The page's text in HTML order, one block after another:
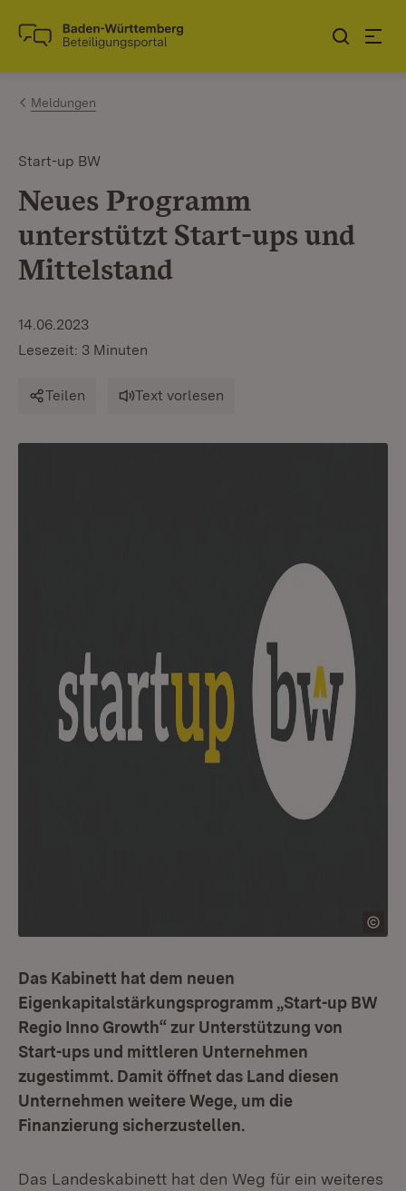
Zum Inhalt springen
Link zur Startseite
Meldungen
Start-up BW
Neues Programm
unterstützt Start-ups und
Mittelstand
14.06.2023
Lesezeit: 3 Minuten
Teilen Text vorlesen
Das Kabinett hat dem neuen
Eigenkapitalstärkungsprogramm „Start-up BW
Regio Inno Growth“ zur Unterstützung von
Start-ups und mittleren Unternehmen
zugestimmt. Damit öffnet das Land diesen
Unternehmen weitere Wege, um die
Finanzierung sicherzustellen.
Das Landeskabinett hat den Weg für ein weiteres